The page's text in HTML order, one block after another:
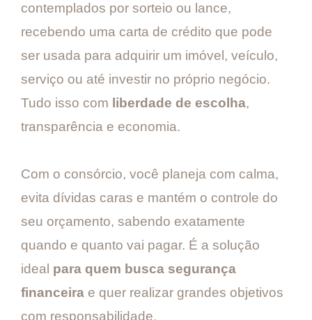
contemplados por sorteio ou lance,
recebendo uma carta de crédito que pode
ser usada para adquirir um imóvel, veículo,
serviço ou até investir no próprio negócio.
Tudo isso com liberdade de escolha,
transparência e economia.
Com o consórcio, você planeja com calma,
evita dívidas caras e mantém o controle do
seu orçamento, sabendo exatamente
quando e quanto vai pagar. É a solução
ideal para quem busca segurança
financeira e quer realizar grandes objetivos
com responsabilidade.